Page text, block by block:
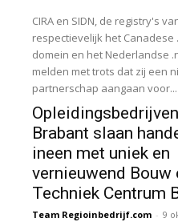
CIRA en SIDN, de registry's
respectievelijk het Canadese
domein en het Nederlandse
melden met trots dat zij een
partnerschap aangaan voor...
Brabant slaan
ineen met uniek en
vernieuwend Bouw
Techniek Centrum
Team Regioinbedrijf.com - 9